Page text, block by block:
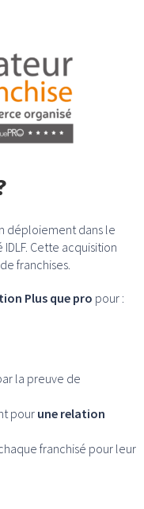
déploiement dans le
Cette acquisition
franchises.
Plus que pro pour :
la preuve de
pour une relation
franchisé pour leur